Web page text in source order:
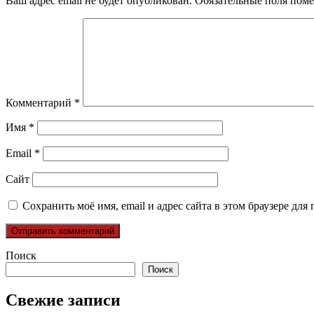
Комментарий *
Имя *
Email *
Сайт
Сохранить моё имя, email и адрес сайта в этом браузере
Поиск
Поиск
Свежие записи